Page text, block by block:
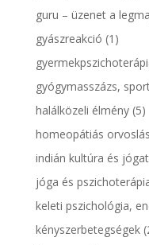
guru – üzenet a
gyászreakció (1)
gyógymasszázs,
halálközeli élmény(5)
homeopátiás orvoslás
indián kultúra és
jóga és
keleti pszichológia,
kényszerbetegségek